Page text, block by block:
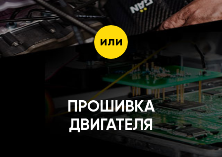
или
ПРОШИВКА
ДВИГАТЕЛЯ